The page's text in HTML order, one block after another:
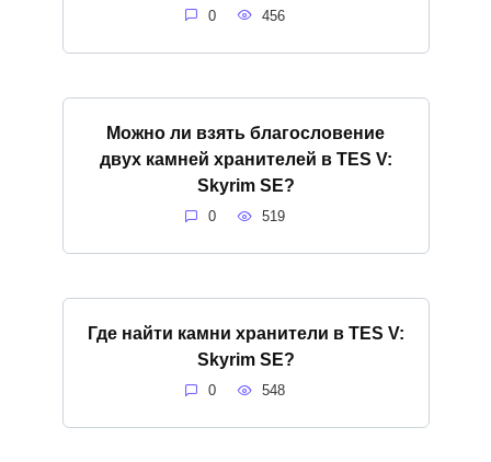
0 456
Можно ли взять благословение
двух камней хранителей в TES V:
Skyrim SE?
0 519
Где найти камни хранители в TES V:
Skyrim SE?
0 548